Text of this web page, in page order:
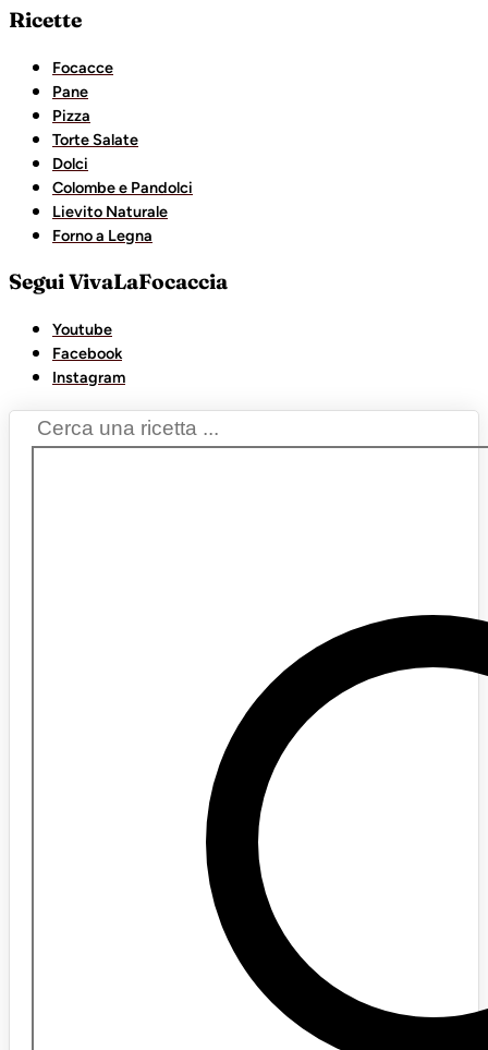
Ricette
Focacce
Pane
Pizza
Torte Salate
Dolci
Colombe e Pandolci
Lievito Naturale
Forno a Legna
Segui VivaLaFocaccia
Youtube
Facebook
Instagram
Search
...